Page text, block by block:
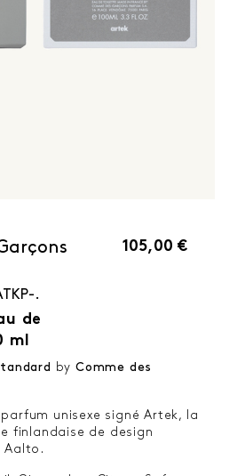
.
de
ml
105,00 €
byComme des
unisexe signé Artek, la
finlandaise de design
Aalto.